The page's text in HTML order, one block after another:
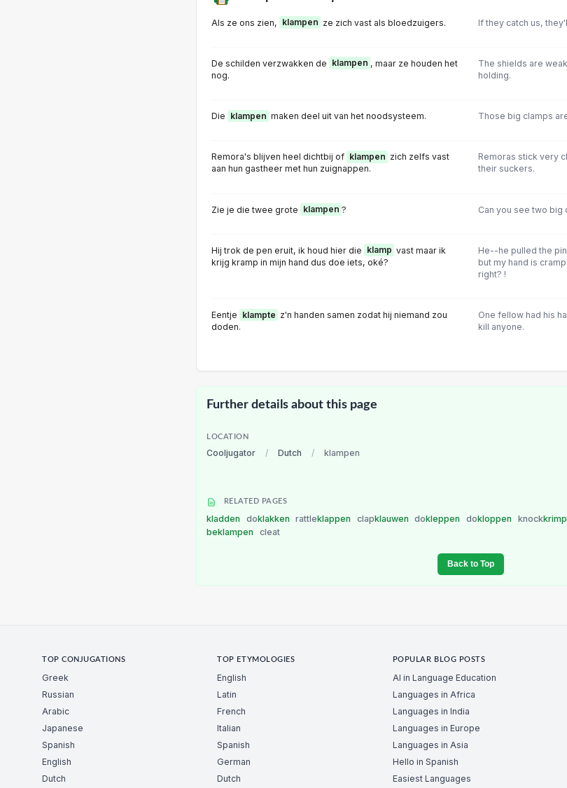
Als ze ons zien, klampen ze zich vast als bloedzuigers. If they catch us,
De schilden verzwakken de klampen , maar ze houden het
nog.
The shields are
holding.
Die klampen maken deel uit van het noodsysteem. Those big clamps
Remora's blijven heel dichtbij of klampen zich zelfs vast
aan hun gastheer met hun zuignappen.
Remoras stick very
their suckers.
Zie je die twee grote klampen ? Can you see two big
Hij trok de pen eruit, ik houd hier die klamp vast maar ik
krijg kramp in mijn hand dus doe iets, oké?
He--he pulled the
but my hand is
right? !
Eentje klampte z'n handen samen zodat hij niemand zou
doden.
One fellow had his
kill anyone.
Further details about this page
LOCATION
Cooljugator / Dutch / klampen
RELATED PAGES
kladden doklakken rattleklappen clapklauwen dokleppen dokloppen knock
beklampen
cleat
Back to Top
TOP CONJUGATIONS
Greek
Russian
Arabic
Japanese
Spanish
English
Dutch
TOP ETYMOLOGIES
English
Latin
French
Italian
Spanish
German
Dutch
POPULAR BLOG POSTS
AI in Language Education
Languages in Africa
Languages in India
Languages in Europe
Languages in Asia
Hello in Spanish
Easiest Languages